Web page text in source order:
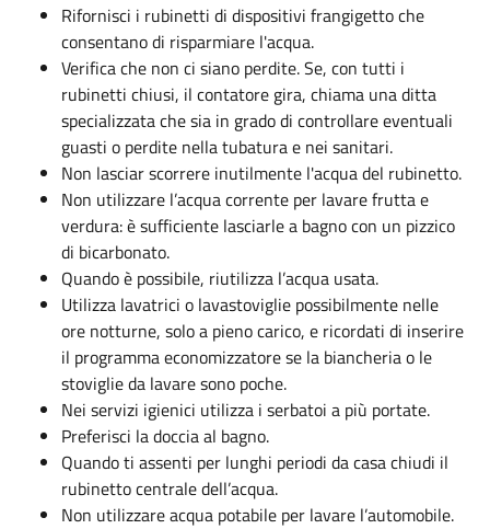
Rifornisci i rubinetti di dispositivi frangigetto che
consentano di risparmiare l'acqua.
Verifica che non ci siano perdite. Se, con tutti i
rubinetti chiusi, il contatore gira, chiama una ditta
specializzata che sia in grado di controllare eventuali
guasti o perdite nella tubatura e nei sanitari.
Non lasciar scorrere inutilmente l'acqua del rubinetto.
Non utilizzare l’acqua corrente per lavare frutta e
verdura: è sufficiente lasciarle a bagno con un pizzico
di bicarbonato.
Quando è possibile, riutilizza l’acqua usata.
Utilizza lavatrici o lavastoviglie possibilmente nelle
ore notturne, solo a pieno carico, e ricordati di inserire
il programma economizzatore se la biancheria o le
stoviglie da lavare sono poche.
Nei servizi igienici utilizza i serbatoi a più portate.
Preferisci la doccia al bagno.
Quando ti assenti per lunghi periodi da casa chiudi il
rubinetto centrale dell’acqua.
Non utilizzare acqua potabile per lavare l’automobile.